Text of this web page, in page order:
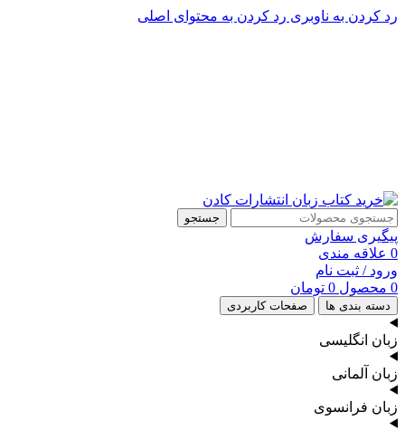
رد کردن به ناوبری رد کردن به محتوای اصلی
جستجو
پیگیری سفارش
0 علاقه مندی
ورود / ثبت نام
0 محصول 0 تومان
دسته بندی ها صفحات کاربردی
زبان انگلیسی
زبان آلمانی
زبان فرانسوی